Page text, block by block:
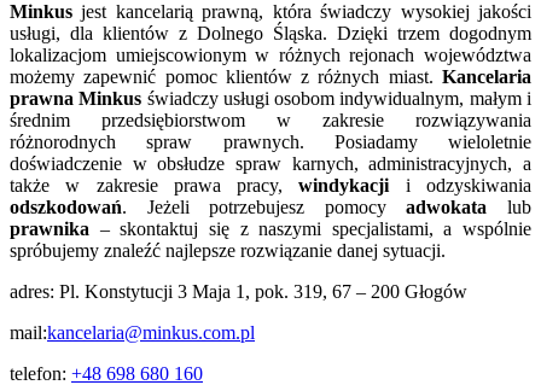
Minkus jest kancelarią prawną, która świadczy wysokiej jakości
usługi, dla klientów z Dolnego Śląska. Dzięki trzem dogodnym
lokalizacjom umiejscowionym w różnych rejonach województwa
możemy zapewnić pomoc klientów z różnych miast. Kancelaria
prawna Minkus świadczy usługi osobom indywidualnym, małym i
średnim przedsiębiorstwom w zakresie rozwiązywania
różnorodnych spraw prawnych. Posiadamy wieloletnie
doświadczenie w obsłudze spraw karnych, administracyjnych, a
także w zakresie prawa pracy,windykacji i odzyskiwania
odszkodowań. Jeżeli potrzebujesz pomocyadwokata lub
prawnika – skontaktuj się z naszymi specjalistami, a wspólnie
spróbujemy znaleźć najlepsze rozwiązanie danej sytuacji.
adres: Pl. Konstytucji 3 Maja 1, pok. 319, 67 – 200 Głogów
mail:kancelaria@minkus.com.pl
telefon: +48 698 680 160